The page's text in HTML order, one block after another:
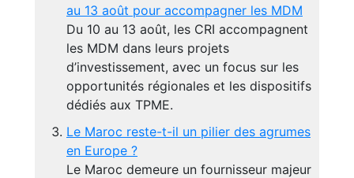
au 13 août pour accompagner les MDM
Du 10 au 13 août, les CRI accompagnent
les MDM dans leurs projets
d’investissement, avec un focus sur les
opportunités régionales et les dispositifs
dédiés aux TPME.
Le Maroc reste-t-il un pilier des agrumes
en Europe ?
Le Maroc demeure un fournisseur majeur